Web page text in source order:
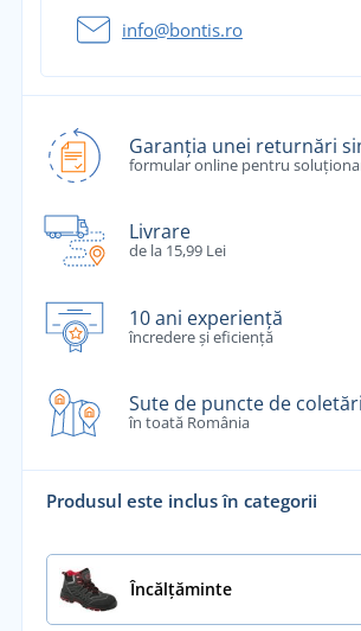
info@bontis.ro
Garanția unei returnări
formular online pentru
Livrare
de la 15,99 Lei
10 ani experiență
încredere și eficiență
Sute de puncte de
în toată România
Produsul este inclus în categorii
Încălţăminte